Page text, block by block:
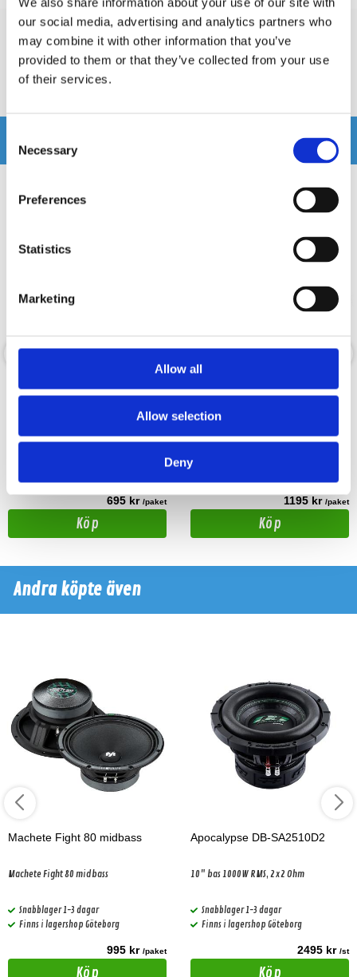
our social media, advertising and analytics partners who
may combine it with other information that you’ve
provided to them or that they’ve collected from your use
of their services.
Selection
Necessary
Preferences
Statistics
Marketing
Allow all
Allow selection
Deny
Recensioner
Relaterade produkter
Fury 200
695 kr /paket
Köp
Apocalypse AP-M60SQL
1195 kr /paket
Köp
Andra köpte även
Machete Fight 80 midbass
Machete Fight 80 midbass
Snabblager 1-3 dagar
Finns i lagershop Göteborg
995 kr /paket
Köp
Apocalypse DB-SA2510D2
10" bas 1000W RMS, 2x2 Ohm
Snabblager 1-3 dagar
Finns i lagershop Göteborg
2495 kr /st
Köp